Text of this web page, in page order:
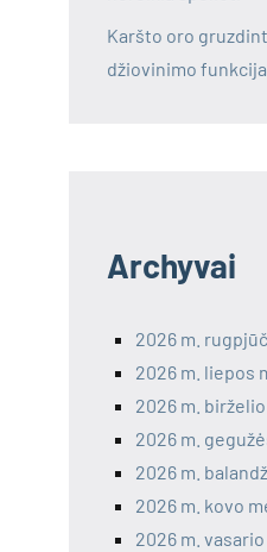
Karšto oro
džiovinimo
Archyvai
2026 m.
2026 m. liepos
2026 m. birželio
2026 m.
2026 m.
2026 m. kovo
2026 m. vasario